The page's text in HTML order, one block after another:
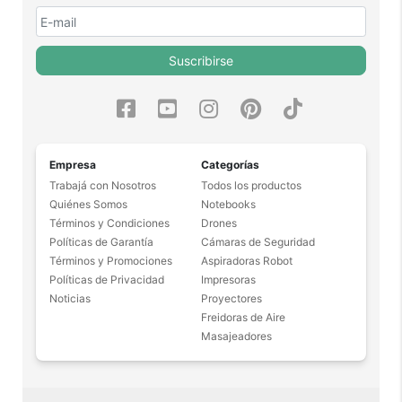
Suscribirse
Empresa
Trabajá con Nosotros
Quiénes Somos
Términos y Condiciones
Políticas de Garantía
Términos y Promociones
Políticas de Privacidad
Noticias
Categorías
Todos los productos
Notebooks
Drones
Cámaras de Seguridad
Aspiradoras Robot
Impresoras
Proyectores
Freidoras de Aire
Masajeadores